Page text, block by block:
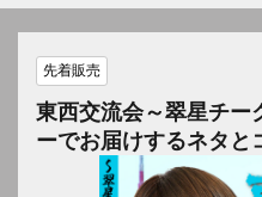
先着販売
東西交流会～翠星チー
ーでお届けするネタと